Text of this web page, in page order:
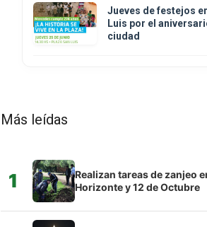
Jueves de festejos
Luis por el
ciudad
Más leídas
1
Realizan tareas de zanjeo
Horizonte y 12 de Octubre